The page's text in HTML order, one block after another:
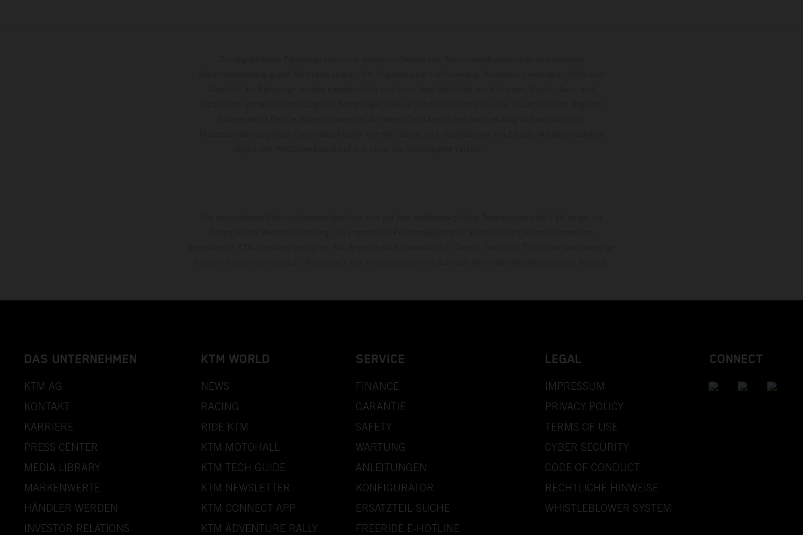
DAS UNTERNEHMEN
KTM AG
KONTAKT
KARRIERE
PRESS CENTER
MEDIA LIBRARY
MARKENWERTE
HÄNDLER WERDEN
INVESTOR RELATIONS
KTM WORLD
NEWS
RACING
RIDE KTM
KTM MOTOHALL
KTM TECH GUIDE
KTM NEWSLETTER
KTM CONNECT APP
KTM ADVENTURE RALLY
SERVICE
FINANCE
GARANTIE
SAFETY
WARTUNG
ANLEITUNGEN
KONFIGURATOR
ERSATZTEIL-SUCHE
FREERIDE E-HOTLINE
LEGAL
IMPRESSUM
PRIVACY POLICY
TERMS OF USE
CYBER SECURITY
CODE OF CONDUCT
RECHTLICHE HINWEISE
WHISTLEBLOWER SYSTEM
CONNECT